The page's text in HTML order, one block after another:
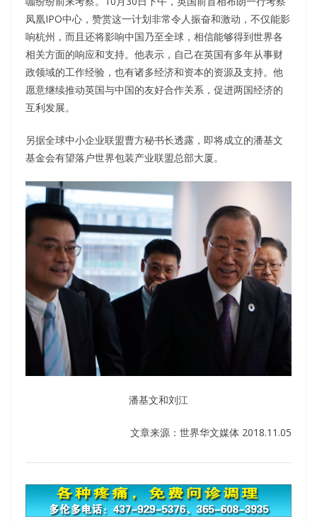
凤凰IPO中心，赞赏这一计划非常令人振奋和激动，不仅能影
响杭州，而且还将影响中国乃至全球，相信能够得到世界各
相关方面的响应和支持。他表示，自己在英国有多年从事财
政领域的工作经验，也有诸多经济和资本的资源及支持。他
愿意继续推动英国与中国的友好合作关系，促进两国经济的
互利发展。
另据全球中小企业联盟曹方秘书长透露，即将成立的潘基文
基金会有望落户世界包装产业联盟总部大厦。
潘基文和刘江
文章来源：世界华文媒体 2018.11.05